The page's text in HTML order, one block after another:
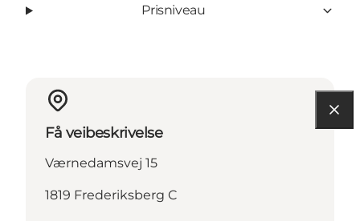
Prisniveau
Få veibeskrivelse
Værnedamsvej 15
1819 Frederiksberg C